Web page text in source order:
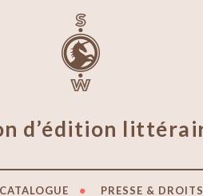
d’édition
CATALOGUE PRESSE & DROITS